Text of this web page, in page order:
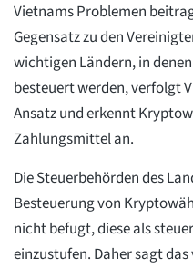
Vietnams Problemen
Gegensatz zu den
wichtigen Ländern, in
besteuert werden, verfolgt
Ansatz und erkennt
Zahlungsmittel an.
Die Steuerbehörden des
Besteuerung von
nicht befugt, diese als
einzustufen. Daher sagt